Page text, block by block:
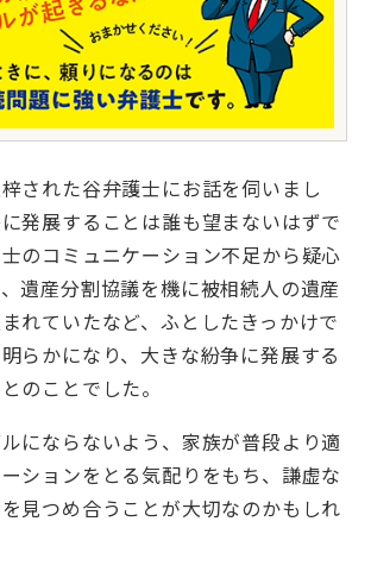
された谷弁護士にお話を伺いまし
発展することは誰も望まないはずで
のコミュニケーション不足から疑心
遺産分割協議を機に被相続人の遺産
れていたなど、ふとしたきっかけで
らかになり、大きな紛争に発展する
のことでした。
にならないよう、家族が普段より適
ションをとる気配りをもち、謙虚な
見つめ合うことが大切なのかもしれ